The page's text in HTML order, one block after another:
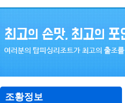
조황정보